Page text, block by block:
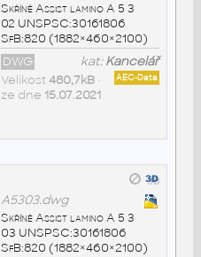
Skříně Assist lamino A 5 3
02 UNSPSC:30161806
SfB:820 (1882×460×2100)
kat:Kancelář
DWG
AEC-Data
Velikost 480,7kB•
ze dne 15.07.2021
A5303.dwg
Skříně Assist lamino A 5 3
03 UNSPSC:30161806
SfB:820 (1882×460×2100)